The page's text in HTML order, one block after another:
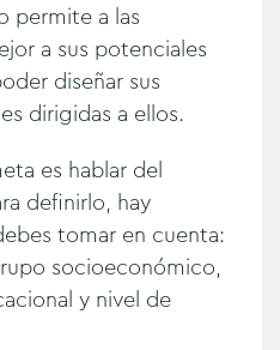
permite a las
a sus potenciales
diseñar sus
dirigidas a ellos.
es hablar del
definirlo, hay
tomar en cuenta:
socioeconómico,
y nivel de